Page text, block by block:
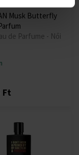
Musk Butterfly
de Parfume - Női
Ft